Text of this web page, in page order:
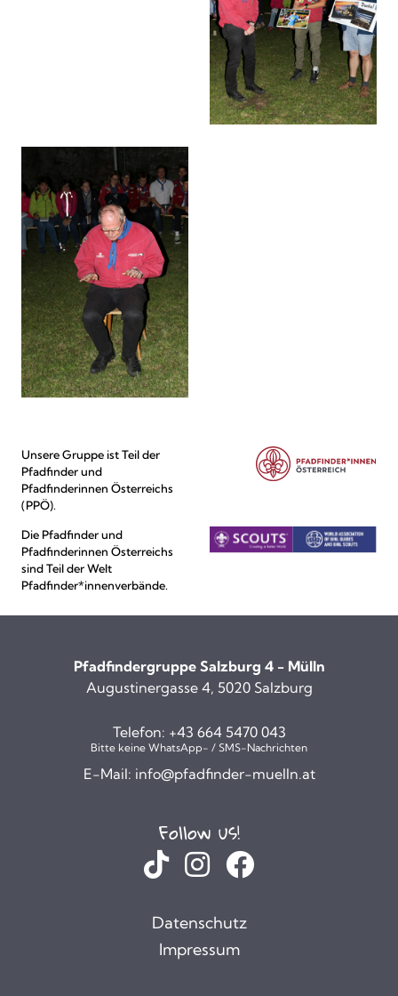
Unsere Gruppe ist Teil der
Pfadfinder und
Pfadfinderinnen Österreichs
(PPÖ).
Die Pfadfinder und
Pfadfinderinnen Österreichs
sind Teil der Welt
Pfadfinder*innenverbände.
Pfadfindergruppe Salzburg 4 - Mülln
Augustinergasse 4, 5020 Salzburg
Telefon: +43 664 5470 043
Bitte keine WhatsApp- / SMS-Nachrichten
E-Mail: info@pfadfinder-muelln.at
Follow us!
Datenschutz
Impressum